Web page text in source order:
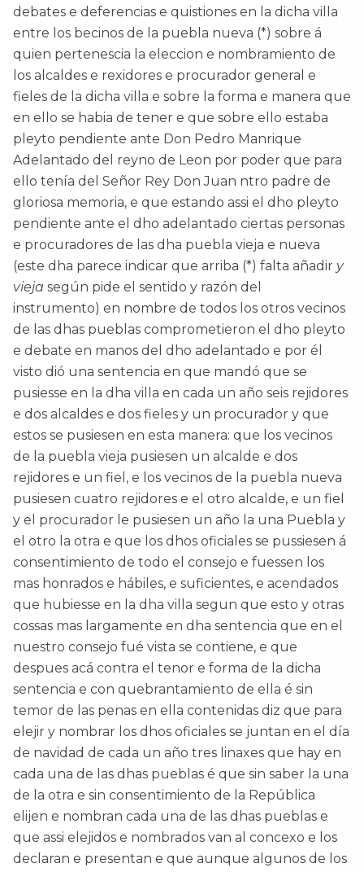
debates e deferencias e quistiones en la dicha villa
entre los becinos de la puebla nueva (*) sobre á
quien pertenescia la eleccion e nombramiento de
los alcaldes e rexidores e procurador general e
fieles de la dicha villa e sobre la forma e manera que
en ello se habia de tener e que sobre ello estaba
pleyto pendiente ante Don Pedro Manrique
Adelantado del reyno de Leon por poder que para
ello tenía del Señor Rey Don Juan ntro padre de
gloriosa memoria, e que estando assi el dho pleyto
pendiente ante el dho adelantado ciertas personas
e procuradores de las dha puebla vieja e nueva
(este dha parece indicar que arriba (*) falta añadir y
vieja según pide el sentido y razón del
instrumento) en nombre de todos los otros vecinos
de las dhas pueblas comprometieron el dho pleyto
e debate en manos del dho adelantado e por él
visto dió una sentencia en que mandó que se
pusiesse en la dha villa en cada un año seis rejidores
e dos alcaldes e dos fieles y un procurador y que
estos se pusiesen en esta manera: que los vecinos
de la puebla vieja pusiesen un alcalde e dos
rejidores e un fiel, e los vecinos de la puebla nueva
pusiesen cuatro rejidores e el otro alcalde, e un fiel
y el procurador le pusiesen un año la una Puebla y
el otro la otra e que los dhos oficiales se pussiesen á
consentimiento de todo el consejo e fuessen los
mas honrados e hábiles, e suficientes, e acendados
que hubiesse en la dha villa segun que esto y otras
cossas mas largamente en dha sentencia que en el
nuestro consejo fué vista se contiene, e que
despues acá contra el tenor e forma de la dicha
sentencia e con quebrantamiento de ella é sin
temor de las penas en ella contenidas diz que para
elejir y nombrar los dhos oficiales se juntan en el día
de navidad de cada un año tres linaxes que hay en
cada una de las dhas pueblas é que sin saber la una
de la otra e sin consentimiento de la República
elijen e nombran cada una de las dhas pueblas e
que assi elejidos e nombrados van al concexo e los
declaran e presentan e que aunque algunos de los